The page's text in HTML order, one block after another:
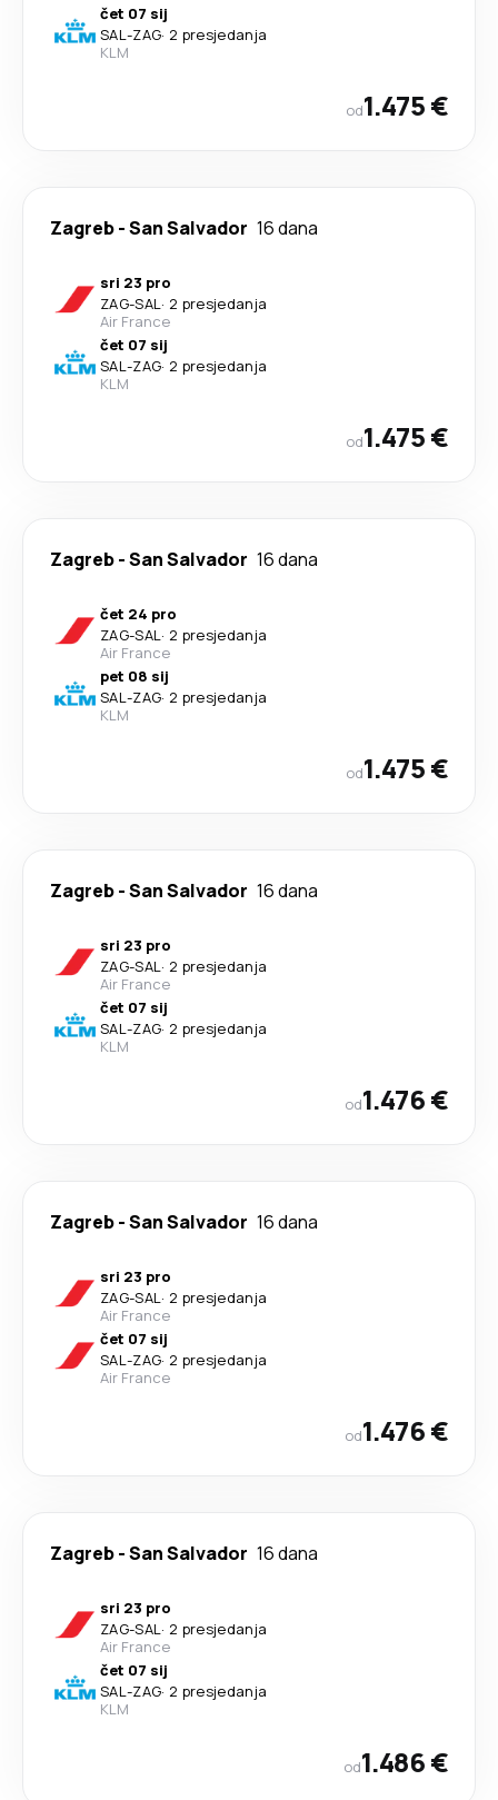
čet 07 sij
SAL-ZAG· 2 presjedanja
KLM
od1.475 €
Zagreb-San Salvador 16 dana
sri 23 pro
ZAG-SAL· 2 presjedanja
Air France
čet 07 sij
SAL-ZAG· 2 presjedanja
KLM
od1.475 €
Zagreb-San Salvador 16 dana
čet 24 pro
ZAG-SAL· 2 presjedanja
Air France
pet 08 sij
SAL-ZAG· 2 presjedanja
KLM
od1.475 €
Zagreb-San Salvador 16 dana
sri 23 pro
ZAG-SAL· 2 presjedanja
Air France
čet 07 sij
SAL-ZAG· 2 presjedanja
KLM
od1.476 €
Zagreb-San Salvador 16 dana
sri 23 pro
ZAG-SAL· 2 presjedanja
Air France
čet 07 sij
SAL-ZAG· 2 presjedanja
Air France
od1.476 €
Zagreb-San Salvador 16 dana
sri 23 pro
ZAG-SAL· 2 presjedanja
Air France
čet 07 sij
SAL-ZAG· 2 presjedanja
KLM
od1.486 €